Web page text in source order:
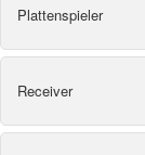
Plattenspieler
Receiver